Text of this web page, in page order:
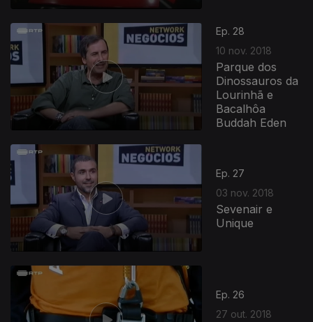
Ep. 28
10 nov. 2018
Parque dos
Dinossauros da
Lourinhã e
Bacalhôa
Buddah Eden
Ep. 27
03 nov. 2018
Sevenair e
Unique
Ep. 26
27 out. 2018